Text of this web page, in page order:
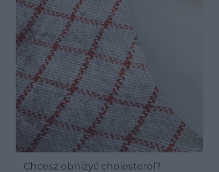
Chcesz obniżyć cholesterol?